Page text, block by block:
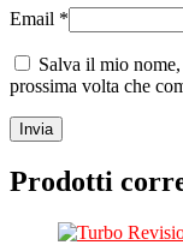
Email *
Salva il mio
prossima volta che
Prodotti